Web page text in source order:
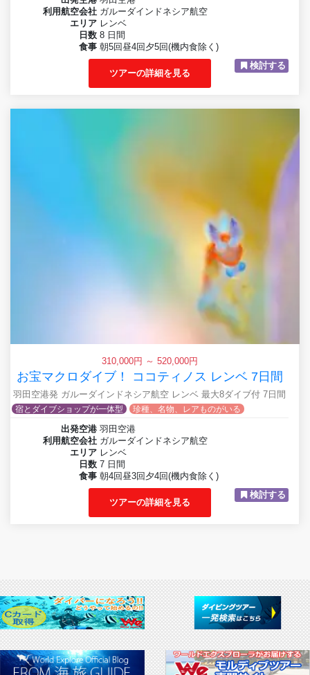
利用航空会社 ガルーダインドネシア航空
エリア レンベ
日数 8 日間
食事 朝5回昼4回夕5回(機内食除く)
ツアーの詳細を見る
検討する
310,000円 ～ 520,000円
お宝マクロダイブ！ ココティノス レンベ 7日間
羽田空港発 ガルーダインドネシア航空 レンベ 最大8ダイブ付 7日間
宿とダイブショップが一体型
珍種、名物、レアものがいる
出発空港 羽田空港
利用航空会社 ガルーダインドネシア航空
エリア レンベ
日数 7 日間
食事 朝4回昼3回夕4回(機内食除く)
ツアーの詳細を見る
検討する